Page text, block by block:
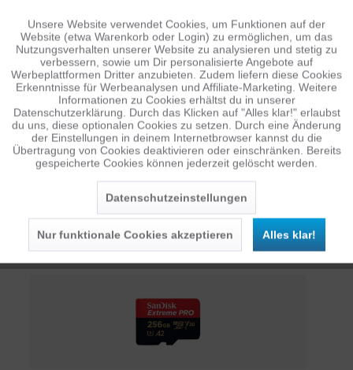
Features Einfachbeschichtung Einfachste Montage des Filters
Leichtgewichtiger Filter ohne...mehr
BEWERTUNGEN
0
Bewertungen lesen, schreiben und diskutieren... mehr
ÄHNLICHE ARTIKEL
Diese Artikel sind dem Produkt ähnlich ...mehr
Persönliche Empfehlungen
Funktionale Aktiv
Tracking Inaktiv
Personalisierung Inaktiv
Service Inaktiv
Unsere Website verwendet Cookies, um Funktionen auf der
Website (etwa Warenkorb oder Login) zu ermöglichen, um das
Nutzungsverhalten unserer Website zu analysieren und stetig zu
verbessern, sowie um Dir personalisierte Angebote auf
Werbeplattformen Dritter anzubieten. Zudem liefern diese Cookies
Erkenntnisse für Werbeanalysen und Affiliate-Marketing. Weitere
Informationen zu Cookies erhältst du in unserer
Datenschutzerklärung. Durch das Klicken auf "Alles klar!" erlaubst
du uns, diese optionalen Cookies zu setzen. Durch eine Änderung
der Einstellungen in deinem Internetbrowser kannst du die
Übertragung von Cookies deaktivieren oder einschränken. Bereits
gespeicherte Cookies können jederzeit gelöscht werden.
Datenschutzeinstellungen
Nur funktionale Cookies akzeptieren Alles klar!